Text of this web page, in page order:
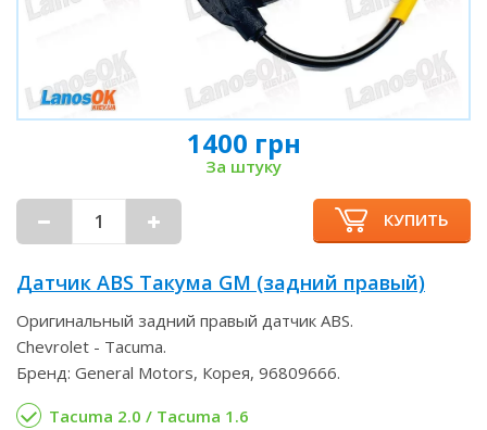
1400 грн
За штуку
КУПИТЬ
Датчик ABS Такума GM (задний правый)
Оригинальный задний правый датчик ABS.
Chevrolet - Tacuma.
Бренд: General Motors, Корея, 96809666.
Tacuma 2.0 / Tacuma 1.6